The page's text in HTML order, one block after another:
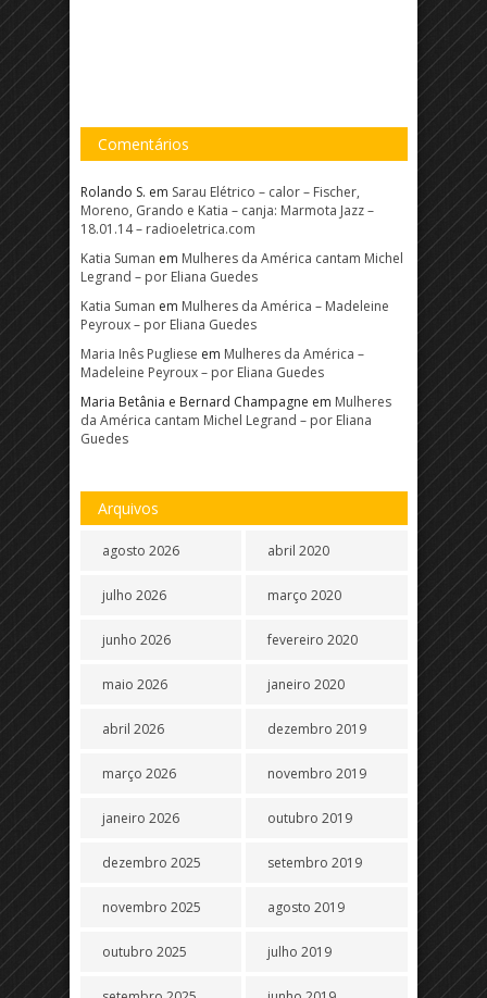
Comentários
Rolando S. em Sarau Elétrico – calor – Fischer,
Moreno, Grando e Katia – canja: Marmota Jazz –
18.01.14 – radioeletrica.com
Katia Suman em Mulheres da América cantam Michel
Legrand – por Eliana Guedes
Katia Suman em Mulheres da América – Madeleine
Peyroux – por Eliana Guedes
Maria Inês Pugliese em Mulheres da América –
Madeleine Peyroux – por Eliana Guedes
Maria Betânia e Bernard Champagne em Mulheres
da América cantam Michel Legrand – por Eliana
Guedes
Arquivos
agosto 2026
julho 2026
junho 2026
maio 2026
abril 2026
março 2026
janeiro 2026
dezembro 2025
novembro 2025
outubro 2025
abril 2020
março 2020
fevereiro 2020
janeiro 2020
dezembro 2019
novembro 2019
outubro 2019
setembro 2019
agosto 2019
julho 2019